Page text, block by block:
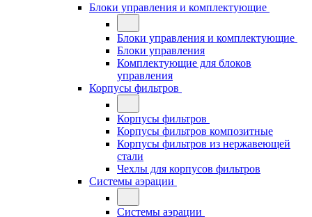
Блоки управления и комплектующие
Блоки управления и комплектующие
Блоки управления
Комплектующие для блоков
управления
Корпусы фильтров
Корпусы фильтров
Корпусы фильтров композитные
Корпусы фильтров из нержавеющей
стали
Чехлы для корпусов фильтров
Системы аэрации
Системы аэрации